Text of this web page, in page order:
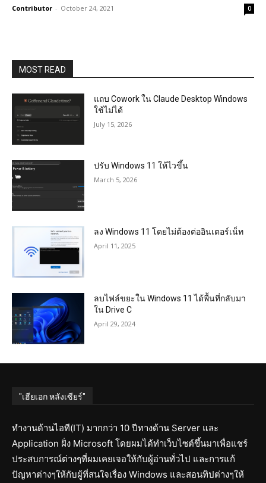
Contributor - October 24, 2021 0
MOST READ
แถบ Cowork ใน Claude Desktop Windows
ใช้ไม่ได้
July 15, 2026
ปรับ Windows 11 ให้ไวขึ้น
March 5, 2026
ลง Windows 11 โดยไม่ต้องต่ออินเตอร์เน็ท
April 11, 2025
ลบไฟล์ขยะใน Windows 11 ได้พื้นที่กลับมา
ใน Drive C
April 29, 2024
"เฮียเอก หลังเซียร์"
ทำงานด้านไอที(IT) มากกว่า 10 ปีทางด้าน Server และ
Application ฝั่ง Microsoft โดยผมได้ทำเว็บไซต์ขึ้นมาเพื่อแชร์
ประสบการณ์ต่างๆที่ผมเคยเจอให้กับผู้อ่านทั่วไป และการแก้
ปัญหาต่างๆให้กับผู้ที่สนใจเรื่อง Windows และสอนทิปต่างๆให้